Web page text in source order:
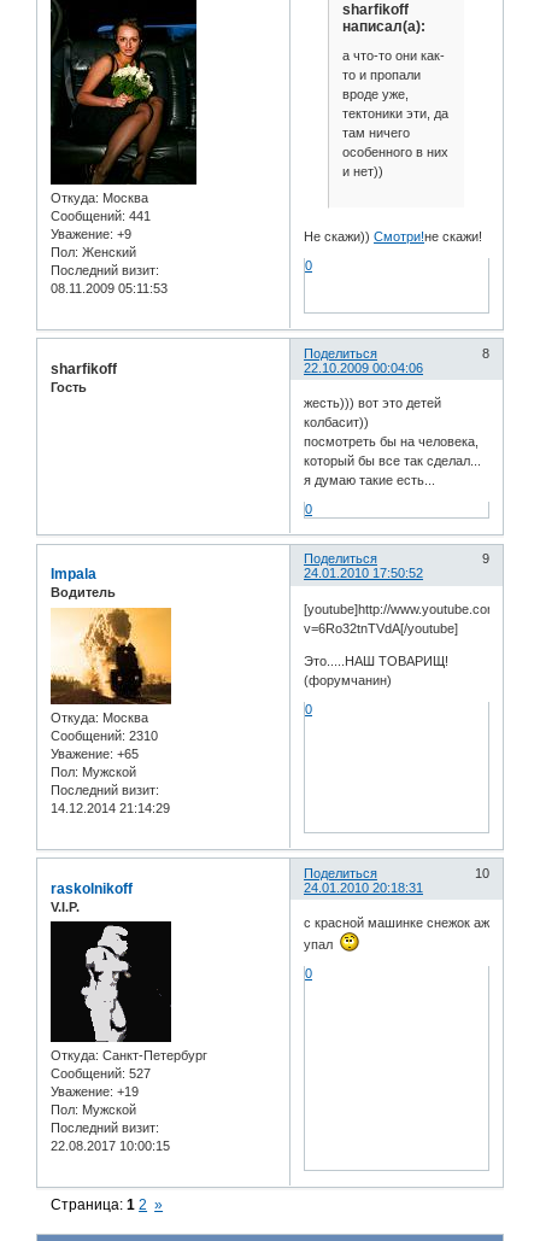
Откуда: Москва
Сообщений: 441
Уважение: +9
Пол: Женский
Последний визит:
08.11.2009 05:11:53
sharfikoff
написал(а):
а что-то они как-
то и пропали
вроде уже,
тектоники эти, да
там ничего
особенного в них
и нет))
Не скажи))Смотри!не скажи!
0
Поделиться
8
22.10.2009 00:04:06
sharfikoff
Гость
жесть))) вот это детей
колбасит))
посмотреть бы на человека,
который бы все так сделал...
я думаю такие есть...
0
Поделиться
9
24.01.2010 17:50:52
Impala
Водитель
Откуда: Москва
Сообщений: 2310
Уважение: +65
Пол: Мужской
Последний визит:
14.12.2014 21:14:29
[youtube]http://www.youtube.com/
v=6Ro32tnTVdA[/youtube]
Это.....НАШ ТОВАРИЩ!
(форумчанин)
0
Поделиться
10
24.01.2010 20:18:31
raskolnikoff
V.I.P.
Откуда: Санкт-Петербург
Сообщений: 527
Уважение: +19
Пол: Мужской
Последний визит:
22.08.2017 10:00:15
с красной машинке снежок аж
упал
0
Страница:1 2 »